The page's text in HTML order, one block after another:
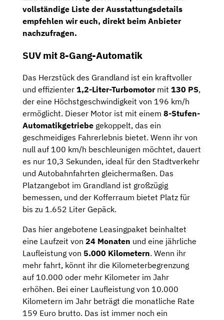
vollständige Liste der Ausstattungsdetails
empfehlen wir euch, direkt beim Anbieter
nachzufragen.
SUV mit 8-Gang-Automatik
Das Herzstück des Grandland ist ein kraftvoller
und effizienter 1,2-Liter-Turbomotormit 130 PS,
der eine Höchstgeschwindigkeit von 196 km/h
ermöglicht. Dieser Motor ist mit einem 8-Stufen-
Automatikgetriebe gekoppelt, das ein
geschmeidiges Fahrerlebnis bietet. Wenn ihr von
null auf 100 km/h beschleunigen möchtet, dauert
es nur 10,3 Sekunden, ideal für den Stadtverkehr
und Autobahnfahrten gleichermaßen. Das
Platzangebot im Grandland ist großzügig
bemessen, und der Kofferraum bietet Platz für
bis zu 1.652 Liter Gepäck.
Das hier angebotene Leasingpaket beinhaltet
eine Laufzeit von 24 Monaten und eine jährliche
Laufleistung von 5.000 Kilometern. Wenn ihr
mehr fahrt, könnt ihr die Kilometerbegrenzung
auf 10.000 oder mehr Kilometer im Jahr
erhöhen. Bei einer Laufleistung von 10.000
Kilometern im Jahr beträgt die monatliche Rate
159 Euro brutto. Das ist immer noch ein